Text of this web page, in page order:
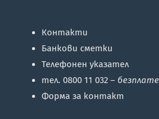
Контакти
Банкови сметки
Телефонен указател
тел. 0800 11 032 –
Форма за контакт